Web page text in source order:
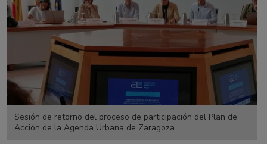
Sesión de retorno del proceso de participación del Plan de
Acción de la Agenda Urbana de Zaragoza